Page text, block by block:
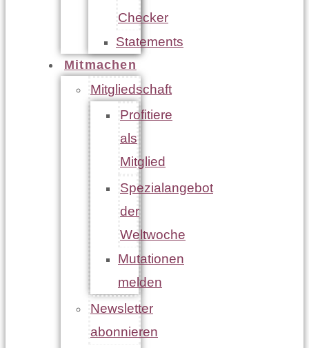
Checker
Statements
Mitmachen
Mitgliedschaft
Profitiere
als
Mitglied
Spezialangebot
der
Weltwoche
Mutationen
melden
Newsletter
abonnieren